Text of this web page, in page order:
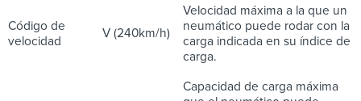
Código de
velocidad
V (240km/h)
Velocidad máxima a la que un
neumático puede rodar con la
carga indicada en su índice de
carga.
Capacidad de carga máxima